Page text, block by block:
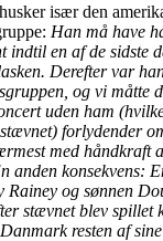
især den
Han må have
indtil en af de sidste
Derefter var
og vi måtte
uden ham
forlydender
med håndkraft
anden konsekvens:
Rainey og sønnen
stævnet blev spillet
resten af